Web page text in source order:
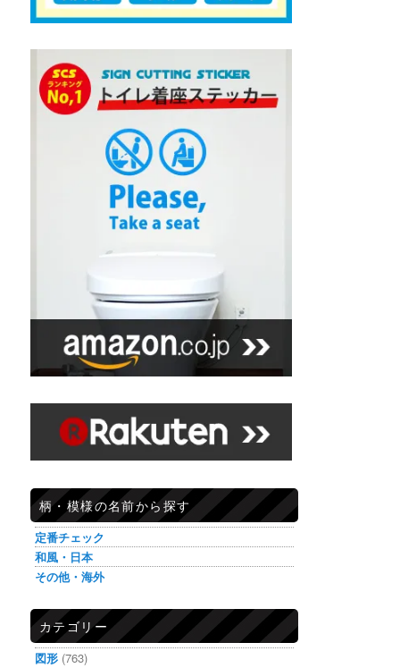
柄・模様の名前から探す
定番チェック
和風・日本
その他・海外
カテゴリー
図形 (763)